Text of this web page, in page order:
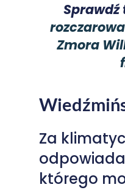
Sprawdź
Zmora
Za
którego